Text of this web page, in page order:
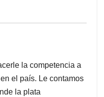
la competencia a
el país. Le contamos
la plata